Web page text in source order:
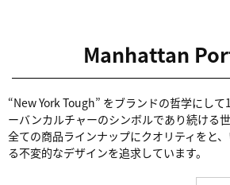
Manhattan
“New York Tough” をブランドの哲学にし
ーバンカルチャーのシンボルであり続ける
全ての商品ラインナップにクオリティをと
る不変的なデザインを追求しています。